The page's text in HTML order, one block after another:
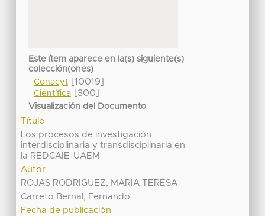
Este ítem aparece en la(s) siguiente(s)
colección(ones)
Conacyt[10019]
Científica[300]
Visualización del Documento
Título
Los procesos de investigación
interdisciplinaria y transdisciplinaria en
la REDCAIE-UAEM
Autor
ROJAS RODRIGUEZ, MARIA TERESA
Carreto Bernal, Fernando
Fecha de publicación